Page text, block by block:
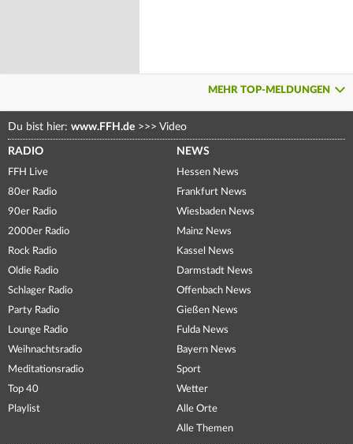
MEHR TOP-MELDUNGEN
Du bist hier: www.FFH.de >>> Video
RADIO
FFH Live
80er Radio
90er Radio
2000er Radio
Rock Radio
Oldie Radio
Schlager Radio
Party Radio
Lounge Radio
Weihnachtsradio
Meditationsradio
Top 40
Playlist
NEWS
Hessen News
Frankfurt News
Wiesbaden News
Mainz News
Kassel News
Darmstadt News
Offenbach News
Gießen News
Fulda News
Bayern News
Sport
Wetter
Alle Orte
Alle Themen